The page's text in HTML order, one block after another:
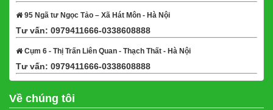
95 Ngã tư Ngọc Tảo – Xã Hát Môn - Hà Nội
Tư vấn: 0979411666-0338608888
Cụm 6 - Thị Trấn Liên Quan - Thạch Thất - Hà Nội
Tư vấn: 0979411666-0338608888
Về chúng tôi